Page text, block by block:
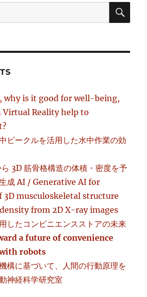
why is it good for well-being,
Virtual Reality help to
ビークルを活用した水中作業の効
3D 筋骨格構造の体積・密度を予
成 AI / Generative AI for
3D musculoskeletal structure
from 2D X-ray images
したコンビニエンスストアの未来
a future of convenience
robots
構に基づいて、人間の行動原理を
神経科学研究室